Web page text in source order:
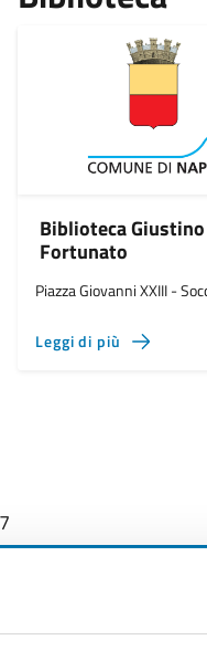
Biblioteca Giustino
Fortunato
Piazza Giovanni XXIII -
Leggi di più